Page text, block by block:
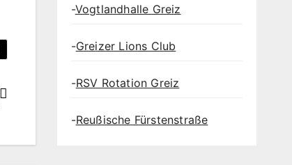
-Vogtlandhalle Greiz
-Greizer Lions Club
-RSV Rotation Greiz
-Reußische Fürstenstraße